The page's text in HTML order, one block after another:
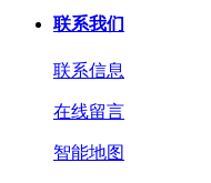
联系我们
联系信息
在线留言
智能地图